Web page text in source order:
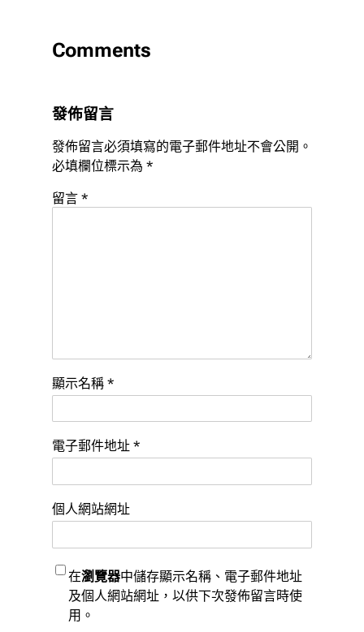
Comments
發佈留言
發佈留言必須填寫的電子郵件地址不會公開。
必填欄位標示為 *
留言 *
顯示名稱 *
電子郵件地址 *
個人網站網址
在瀏覽器中儲存顯示名稱、電子郵件地址
及個人網站網址，以供下次發佈留言時使
用。